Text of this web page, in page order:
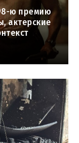
ю премию
актерские